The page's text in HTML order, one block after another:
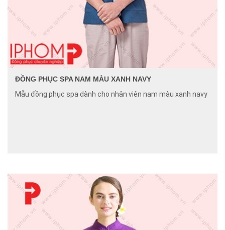
ĐỒNG PHỤC SPA NAM MÀU XANH NAVY
Mẫu đồng phục spa dành cho nhân viên nam màu xanh navy